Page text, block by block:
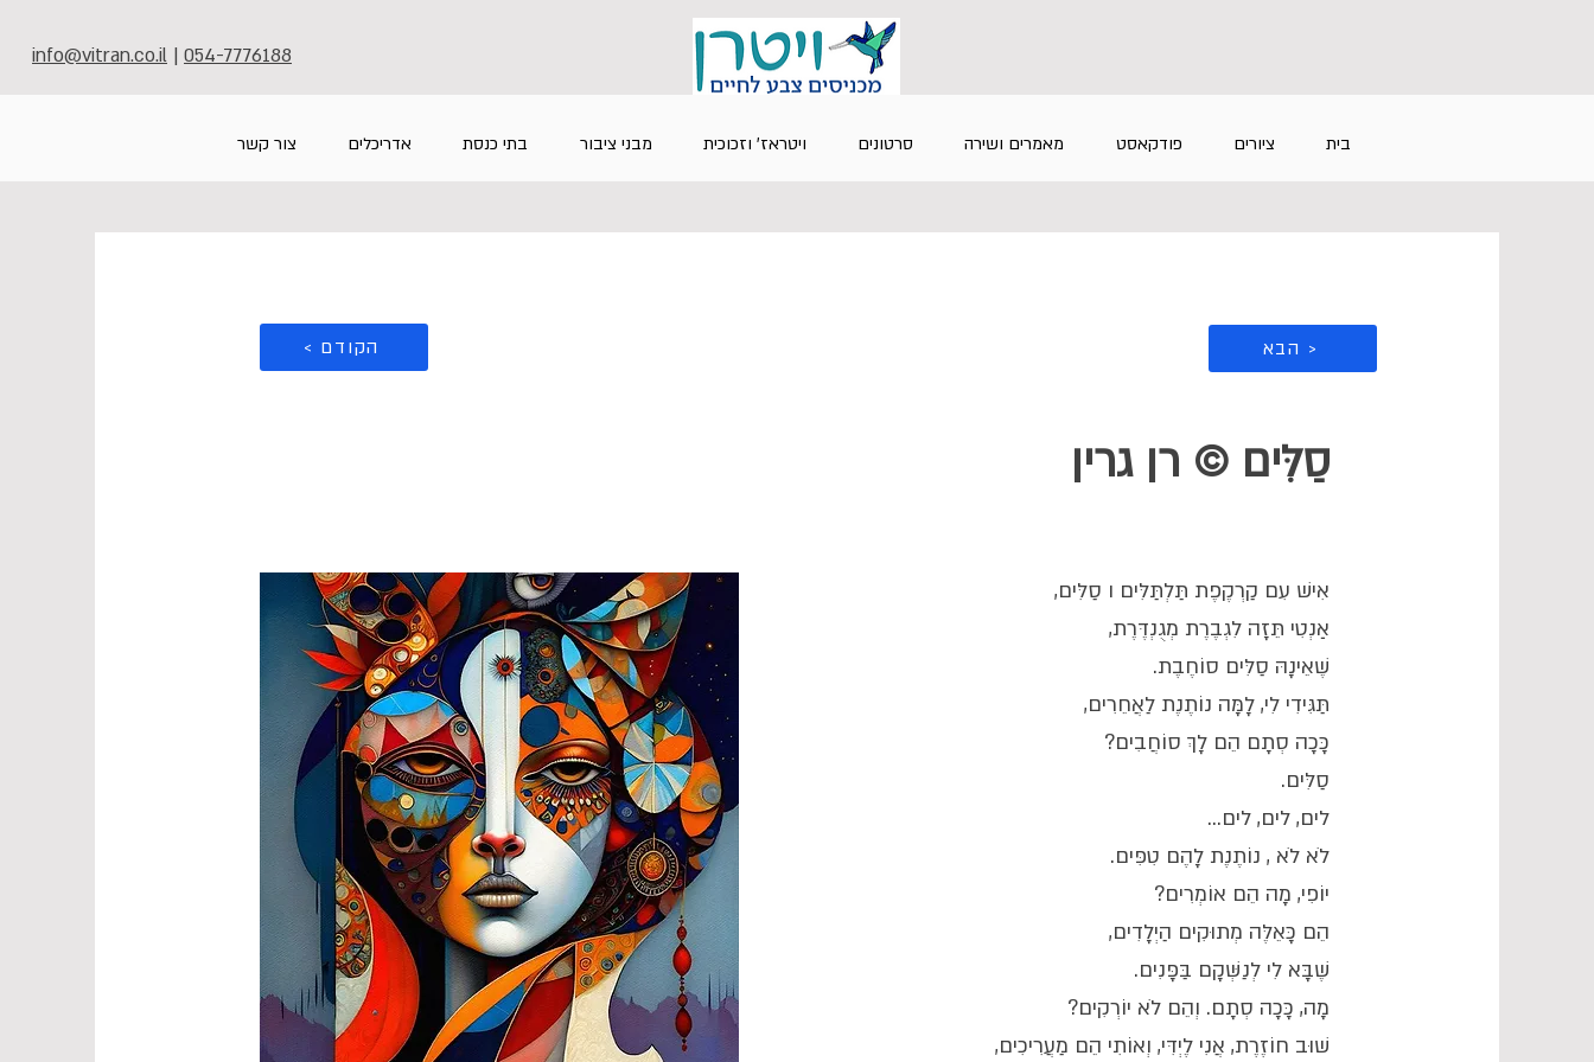
info@vitran.co.il | 054-7776188
בית ציורים פודקאסט מאמרים ושירה סרטונים ויטראז' וזכוכית מבני ציבור בתי כנסת אדריכלים צור קשר
< הקודם הבא >
סַלִּים © רן גרין
אִישׁ עִם קַרְקֶפֶת תַּלְתַּלִּים ו סַלִּים,
אַנְטִי תֵּזָה לִגְבֶרֶת מְגֻנְדֶּרֶת,
שֶׁאֵינָהּ סַלִּים סוֹחֶבֶת.
תַּגִּידִי לִי, לָמָּה נוֹתֶנֶת לַאֲחֵרִים,
כָּכָה סְתָם הֵם לָךְ סוֹחֲבִים?
סַלִּים.
לים, לים, לים...
לֹא לֹא , נוֹתֶנֶת לָהֶם טִפִּים.
יוֹפִי, מָה הֵם אוֹמְרִים?
הֵם כָּאֵלֶּה מְתוּקִים הַיְלָדִים,
שֶׁבָּא לִי לְנַשְּׁקָם בַּפָּנִים.
מָה, כָּכָה סְתָם. וְהֵם לֹא יוֹרְקִים?
שׁוּב חוֹזֶרֶת, אֲנִי לֶיְדִּי, וְאוֹתִי הֵם מַעֲרִיכִים,